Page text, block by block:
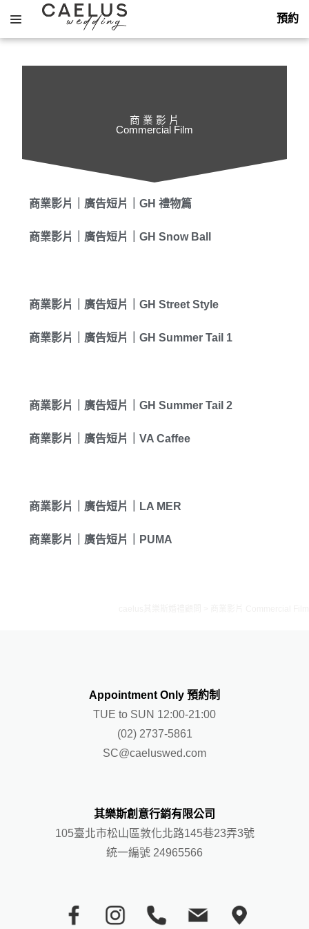
預約
Services
Themes
飯店婚禮 Hotel
海外婚禮 Overseas
Portfolio
平面攝影 Photography
動態錄影 Videography
樂團表演 Live Band
求婚企劃 Propose
Packages
Blog
Style your wedding with CAELUS
商 業 影 片
Commercial Film
商業影片｜廣告短片｜GH 禮物篇
商業影片｜廣告短片｜GH Snow Ball
商業影片｜廣告短片｜GH Street Style
商業影片｜廣告短片｜GH Summer Tail 1
商業影片｜廣告短片｜GH Summer Tail 2
商業影片｜廣告短片｜VA Caffee
商業影片｜廣告短片｜LA MER
商業影片｜廣告短片｜PUMA
Appointment Only 預約制
TUE to SUN 12:00-21:00
(02) 2737-5861
SC@caeluswed.com
其樂斯創意行銷有限公司
105臺北市松山區敦化北路145巷23弄3號
統一編號 24965566